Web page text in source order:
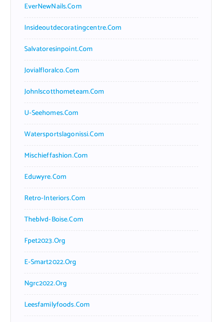
EverNewNails.com
Insideoutdecoratingcentre.com
Salvatoresinpoint.com
Jovialfloralco.com
Johnlscotthometeam.com
U-Seehomes.com
Watersportslagonissi.com
Mischieffashion.com
Eduwyre.com
Retro-Interiors.com
Theblvd-Boise.com
Fpet2023.org
E-Smart2022.org
Ngrc2022.org
Leesfamilyfoods.com